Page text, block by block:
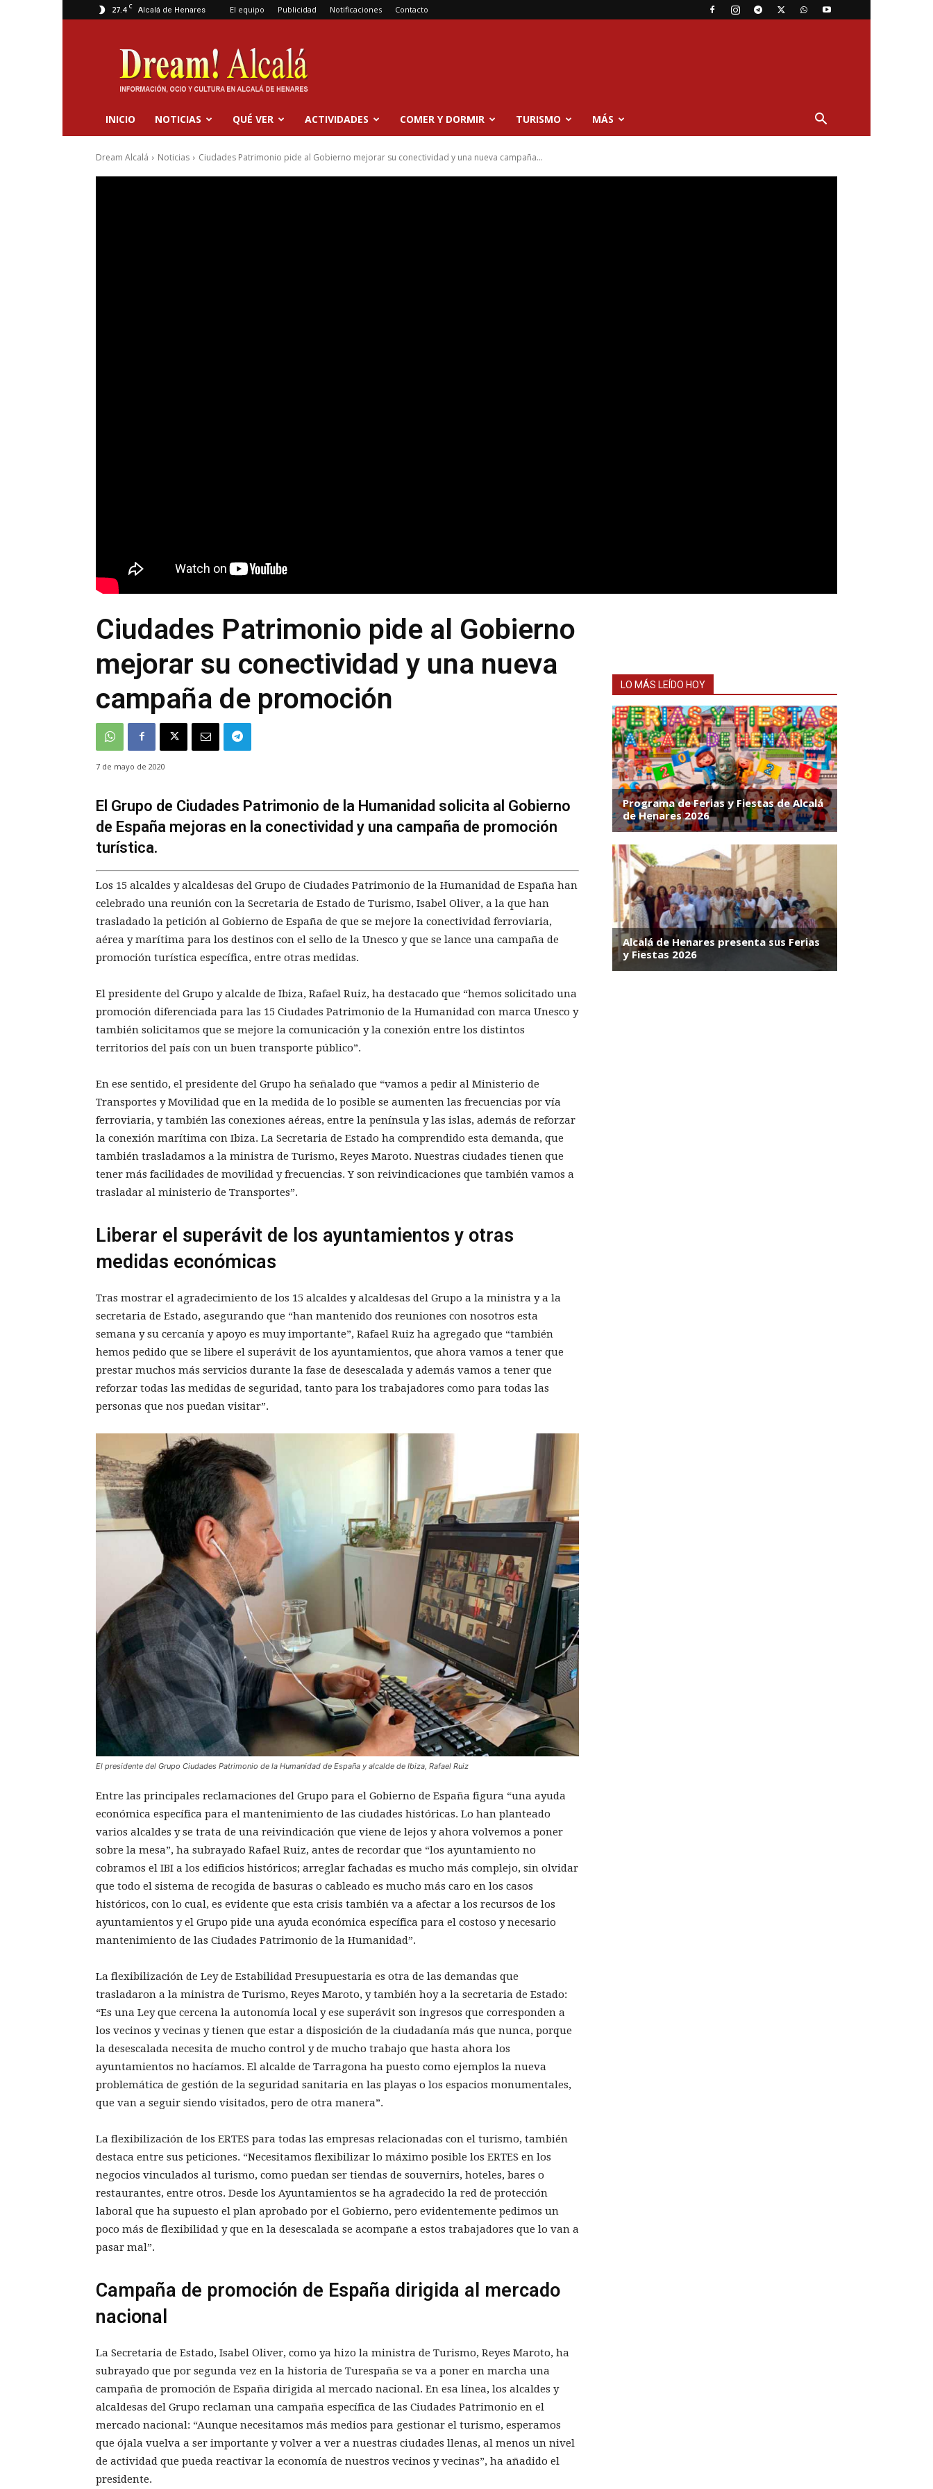
27.4 C Alcalá de Henares El equipo Publicidad Notificaciones Contacto
Dream
Alcalá
INICIO NOTICIAS QUÉ VER ACTIVIDADES COMER Y DORMIR TURISMO MÁS
Dream Alcalá Noticias Ciudades Patrimonio pide al Gobierno mejorar su conectividad y una nueva campaña...
Ciudades Patrimonio pide al Gobierno
mejorar su conectividad y una nueva
campaña de promoción
7 de mayo de 2020
El Grupo de Ciudades Patrimonio de la Humanidad solicita al Gobierno
de España mejoras en la conectividad y una campaña de promoción
turística.
Los 15 alcaldes y alcaldesas del Grupo de Ciudades Patrimonio de la Humanidad de España han
celebrado una reunión con la Secretaria de Estado de Turismo, Isabel Oliver, a la que han
trasladado la petición al Gobierno de España de que se mejore la conectividad ferroviaria,
aérea y marítima para los destinos con el sello de la Unesco y que se lance una campaña de
promoción turística específica, entre otras medidas.
El presidente del Grupo y alcalde de Ibiza, Rafael Ruiz, ha destacado que “hemos solicitado una
promoción diferenciada para las 15 Ciudades Patrimonio de la Humanidad con marca Unesco y
también solicitamos que se mejore la comunicación y la conexión entre los distintos
territorios del país con un buen transporte público”.
En ese sentido, el presidente del Grupo ha señalado que “vamos a pedir al Ministerio de
Transportes y Movilidad que en la medida de lo posible se aumenten las frecuencias por vía
ferroviaria, y también las conexiones aéreas, entre la península y las islas, además de reforzar
la conexión marítima con Ibiza. La Secretaria de Estado ha comprendido esta demanda, que
también trasladamos a la ministra de Turismo, Reyes Maroto. Nuestras ciudades tienen que
tener más facilidades de movilidad y frecuencias. Y son reivindicaciones que también vamos a
trasladar al ministerio de Transportes”.
Liberar el superávit de los ayuntamientos y otras
medidas económicas
Tras mostrar el agradecimiento de los 15 alcaldes y alcaldesas del Grupo a la ministra y a la
secretaria de Estado, asegurando que “han mantenido dos reuniones con nosotros esta
semana y su cercanía y apoyo es muy importante”, Rafael Ruiz ha agregado que “también
hemos pedido que se libere el superávit de los ayuntamientos, que ahora vamos a tener que
prestar muchos más servicios durante la fase de desescalada y además vamos a tener que
reforzar todas las medidas de seguridad, tanto para los trabajadores como para todas las
personas que nos puedan visitar”.
El presidente del Grupo Ciudades Patrimonio de la Humanidad de España y alcalde de Ibiza, Rafael Ruiz
Entre las principales reclamaciones del Grupo para el Gobierno de España figura “una ayuda
económica específica para el mantenimiento de las ciudades históricas. Lo han planteado
varios alcaldes y se trata de una reivindicación que viene de lejos y ahora volvemos a poner
sobre la mesa”, ha subrayado Rafael Ruiz, antes de recordar que “los ayuntamiento no
cobramos el IBI a los edificios históricos; arreglar fachadas es mucho más complejo, sin olvidar
que todo el sistema de recogida de basuras o cableado es mucho más caro en los casos
históricos, con lo cual, es evidente que esta crisis también va a afectar a los recursos de los
ayuntamientos y el Grupo pide una ayuda económica específica para el costoso y necesario
mantenimiento de las Ciudades Patrimonio de la Humanidad”.
La flexibilización de Ley de Estabilidad Presupuestaria es otra de las demandas que
trasladaron a la ministra de Turismo, Reyes Maroto, y también hoy a la secretaria de Estado:
“Es una Ley que cercena la autonomía local y ese superávit son ingresos que corresponden a
los vecinos y vecinas y tienen que estar a disposición de la ciudadanía más que nunca, porque
la desescalada necesita de mucho control y de mucho trabajo que hasta ahora los
ayuntamientos no hacíamos. El alcalde de Tarragona ha puesto como ejemplos la nueva
problemática de gestión de la seguridad sanitaria en las playas o los espacios monumentales,
que van a seguir siendo visitados, pero de otra manera”.
La flexibilización de los ERTES para todas las empresas relacionadas con el turismo, también
destaca entre sus peticiones. “Necesitamos flexibilizar lo máximo posible los ERTES en los
negocios vinculados al turismo, como puedan ser tiendas de souvernirs, hoteles, bares o
restaurantes, entre otros. Desde los Ayuntamientos se ha agradecido la red de protección
laboral que ha supuesto el plan aprobado por el Gobierno, pero evidentemente pedimos un
poco más de flexibilidad y que en la desescalada se acompañe a estos trabajadores que lo van a
pasar mal”.
Campaña de promoción de España dirigida al mercado
nacional
La Secretaria de Estado, Isabel Oliver, como ya hizo la ministra de Turismo, Reyes Maroto, ha
subrayado que por segunda vez en la historia de Turespaña se va a poner en marcha una
campaña de promoción de España dirigida al mercado nacional. En esa línea, los alcaldes y
alcaldesas del Grupo reclaman una campaña específica de las Ciudades Patrimonio en el
mercado nacional: “Aunque necesitamos más medios para gestionar el turismo, esperamos
que ójala vuelva a ser importante y volver a ver a nuestras ciudades llenas, al menos un nivel
de actividad que pueda reactivar la economía de nuestros vecinos y vecinas”, ha añadido el
presidente.
LO MÁS LEÍDO HOY